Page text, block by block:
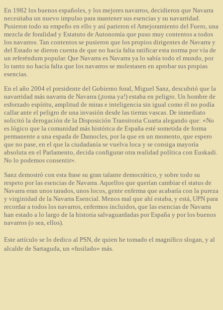
En 1982 los buenos españoles, y los mejores navarros, decidieron que Navarra
necesitaba un nuevo impulso para mantener sus esencias y su navarridad.
Pusieron todo su empeño en ello y así parieron el Amejoramiento del Fuero, una
mezcla de foralidad y Estatuto de Autonomía que puso muy contentos a todos
los navarros. Tan contentos se pusieron que los propios dirigentes de Navarra y
del Estado se dieron cuenta de que no hacía falta ratificar esta norma por vía de
un referéndum popular. Que Navarra es Navarra ya lo sabía todo el mundo, por
lo tanto no hacía falta que los navarros se molestasen en aprobar sus propias
esencias.
En el año 2004 el presidente del Gobierno foral, Miguel Sanz, descubrió que la
navarridad más navarra de Navarra (¡toma ya!) estaba en peligro. Un hombre de
esforzado espíritu, amplitud de miras e inteligencia sin igual como él no podía
callar ante el peligro de una invasión desde las tierras vascas. De inmediato
solicitó la derogación de la Disposición Transitoria Cuarta alegando que: «No
es lógico que la comunidad más histórica de España esté sometida de forma
permanente a una espada de Damocles, por la que en un momento, que espero
que no pase, en el que la ciudadanía se vuelva loca y se consiga mayoría
absoluta en el Parlamento, decida configurar otra realidad política con Euskadi.
No lo podemos consentir».
Sanz demostró con esta frase su gran talante democrático, y sobre todo su
respeto por las esencias de Navarra. Aquellos que querían cambiar el status de
Navarra eran unos tarados, unos locos, gente enferma que acabaría con la pureza
y virginidad de la Navarra Esencial. Menos mal que ahí estaba, y está, UPN para
recordar a todos los navarros, enfermos incluidos, que las esencias de Navarra
han estado a lo largo de la historia salvaguardadas por España y por los buenos
navarros (o sea, ellos).
Este artículo se lo dedico al PSN, de quien he tomado el magnífico slogan, y al
alcalde de Sartaguda, un «fusilado» más.